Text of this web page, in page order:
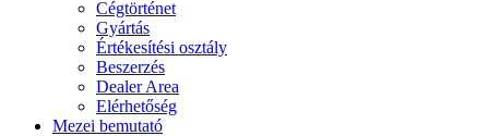
Cégtörténet
Gyártás
Értékesítési osztály
Beszerzés
Dealer Area
Elérhetőség
Mezei bemutató